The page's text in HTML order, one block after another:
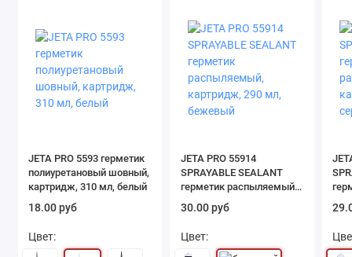
JETA PRO 5593 герметик
полиуретановый шовный,
картридж, 310 мл, белый
18.00 руб
Цвет:
JETA PRO 55914
SPRAYABLE SEALANT
герметик распыляемый,
картридж, 290 мл,
бежевый
30.00 руб
Цвет: